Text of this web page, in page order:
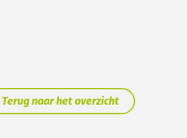
Terug naar het overzicht